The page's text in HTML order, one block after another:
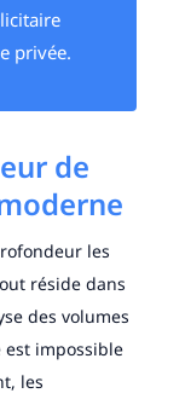
privée.
de
les
réside dans
des volumes
est impossible
les